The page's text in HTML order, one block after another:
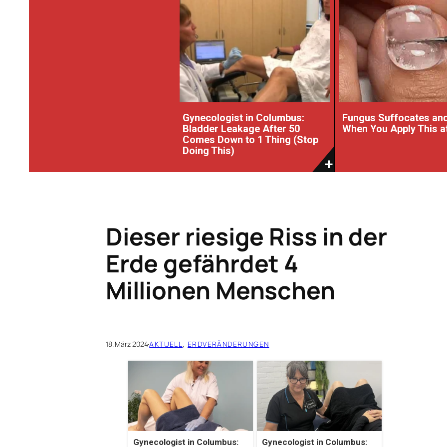
Gynecologist in Columbus:
Bladder Leakage After 50
Comes Down to 1 Thing (Stop
Doing This)
Fungus Suffocates
When You Apply This
Dieser riesige Riss in der
Erde gefährdet 4
Millionen Menschen
18. März 2024·AKTUELL, ERDVERÄNDERUNGEN
Gynecologist in Columbus:
Gynecologist in Columbus: